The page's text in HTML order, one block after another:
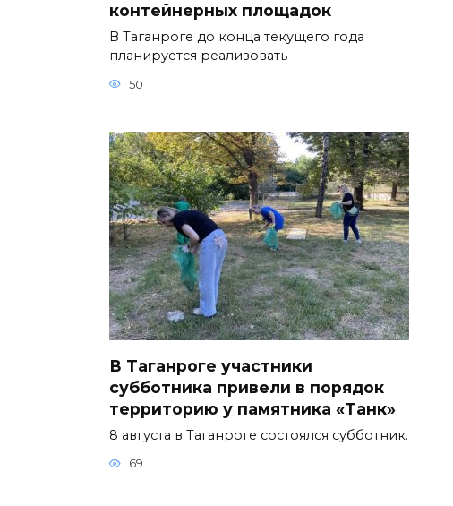
контейнерных площадок
В Таганроге до конца текущего года
планируется реализовать
50
В Таганроге участники
субботника привели в порядок
территорию у памятника «Танк»
8 августа в Таганроге состоялся субботник.
69